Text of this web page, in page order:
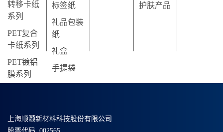
转移卡纸
系列
PET复合
卡纸系列
PET镀铝
膜系列
标签纸
礼品包装
纸
礼盒
手提袋
护肤产品
上海顺灏新材料科技股份有限公司